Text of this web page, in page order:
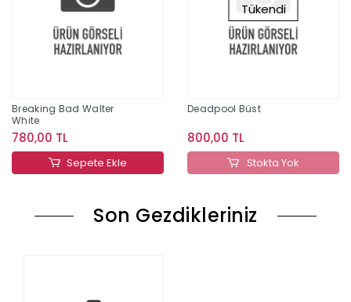
Breaking Bad Walter
White
780,00 TL
Sepete Ekle
Tükendi
Deadpool Büst
800,00 TL
Stokta Yok
Son Gezdikleriniz